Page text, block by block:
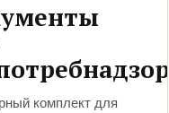
комплект для